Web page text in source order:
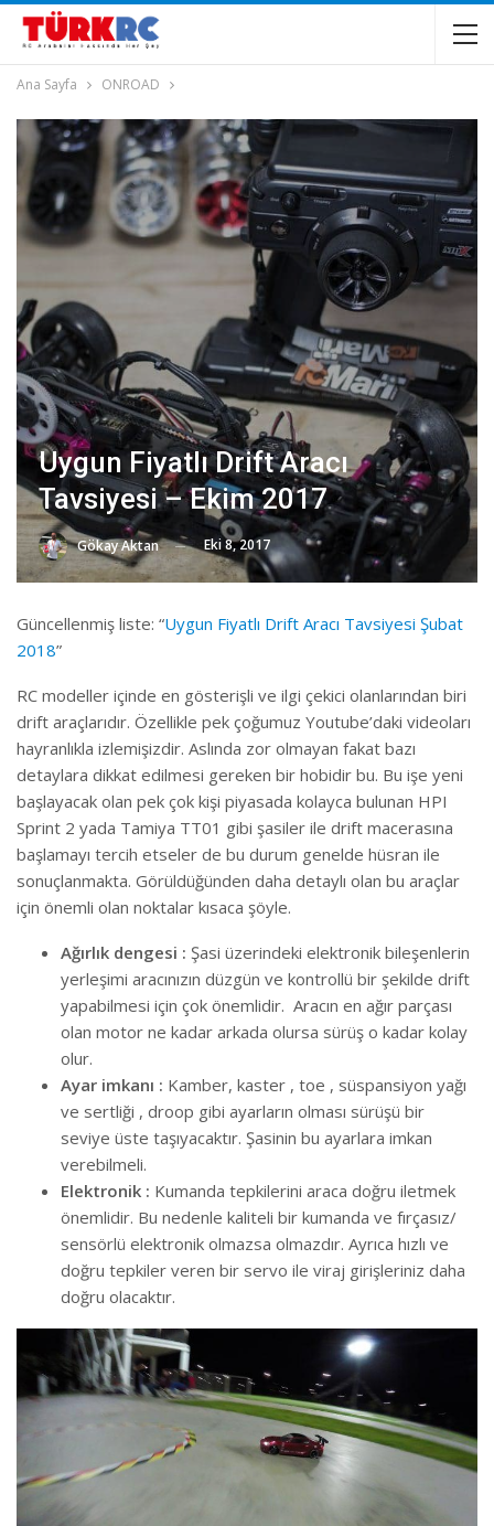
Ana Sayfa ONROAD
Uygun Fiyatlı Drift Aracı
Tavsiyesi – Ekim 2017
Gökay Aktan Eki 8, 2017
Güncellenmiş liste: “Uygun Fiyatlı Drift Aracı Tavsiyesi Şubat
2018”
RC modeller içinde en gösterişli ve ilgi çekici olanlarından biri
drift araçlarıdır. Özellikle pek çoğumuz Youtube’daki videoları
hayranlıkla izlemişizdir. Aslında zor olmayan fakat bazı
detaylara dikkat edilmesi gereken bir hobidir bu. Bu işe yeni
başlayacak olan pek çok kişi piyasada kolayca bulunan HPI
Sprint 2 yada Tamiya TT01 gibi şasiler ile drift macerasına
başlamayı tercih etseler de bu durum genelde hüsran ile
sonuçlanmakta. Görüldüğünden daha detaylı olan bu araçlar
için önemli olan noktalar kısaca şöyle.
Ağırlık dengesi : Şasi üzerindeki elektronik bileşenlerin
yerleşimi aracınızın düzgün ve kontrollü bir şekilde drift
yapabilmesi için çok önemlidir. Aracın en ağır parçası
olan motor ne kadar arkada olursa sürüş o kadar kolay
olur.
Ayar imkanı : Kamber, kaster , toe , süspansiyon yağı
ve sertliği , droop gibi ayarların olması sürüşü bir
seviye üste taşıyacaktır. Şasinin bu ayarlara imkan
verebilmeli.
Elektronik : Kumanda tepkilerini araca doğru iletmek
önemlidir. Bu nedenle kaliteli bir kumanda ve fırçasız/
sensörlü elektronik olmazsa olmazdır. Ayrıca hızlı ve
doğru tepkiler veren bir servo ile viraj girişleriniz daha
doğru olacaktır.